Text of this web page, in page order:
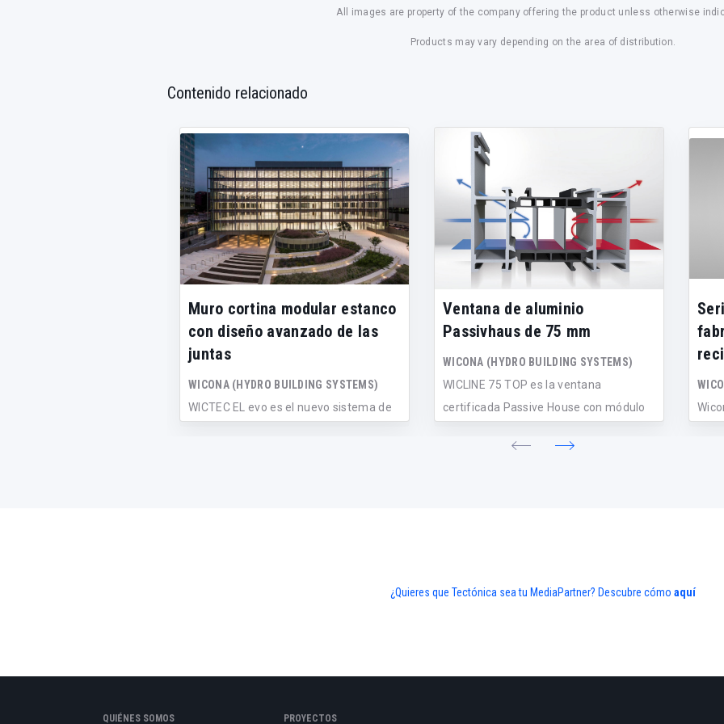
All images are property of the company offering the product unless otherwise
Products may vary depending on the area of distribution.
Contenido relacionado
Muro cortina modular estanco
con diseño avanzado de las
juntas
WICONA (HYDRO BUILDING SYSTEMS)
WICTEC EL evo es el nuevo sistema de
Ventana de aluminio
Passivhaus de 75 mm
WICONA (HYDRO BUILDING SYSTEMS)
WICLINE 75 TOP es la ventana
certificada Passive House con módulo
¿Quieres que Tectónica sea tu MediaPartner? Descubre cómo aquí
QUIÉNES SOMOS PROYECTOS